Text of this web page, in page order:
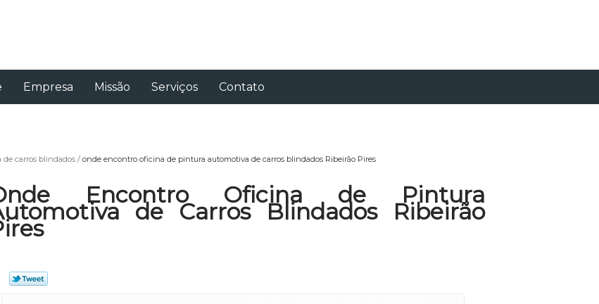
Empresa Missão Serviços Contato
carros blindados onde encontro oficina de pintura automotiva de carros blindados Ribeirão Pires
Encontro Oficina de Pintura
de Carros Blindados Ribeirão